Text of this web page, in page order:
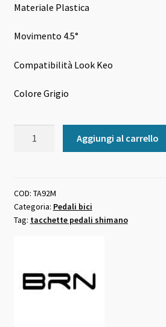
Materiale Plastica
Movimento 4.5°
Compatibilità Look Keo
Colore Grigio
Grip
quantità
Aggiungi al carrello
COD: TA92M
Categoria: Pedali bici
Tag: tacchette pedali shimano